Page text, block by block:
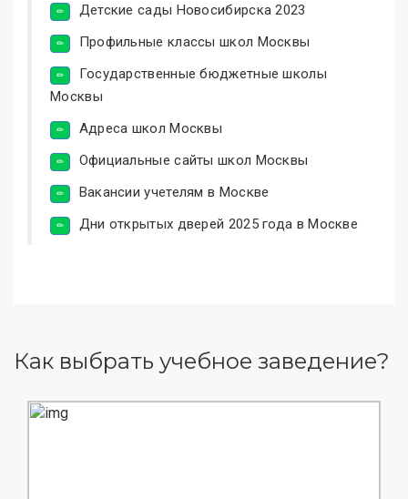
Детские сады Новосибирска 2023
Профильные классы школ Москвы
Государственные бюджетные школы
Москвы
Адреса школ Москвы
Официальные сайты школ Москвы
Вакансии учетелям в Москве
Дни открытых дверей 2025 года в Москве
Как выбрать учебное заведение?